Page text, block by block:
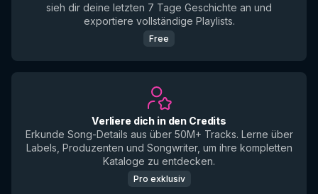
sieh dir deine letzten 7 Tage Geschichte an und
exportiere vollständige Playlists.
Free
Verliere dich in den Credits
Erkunde Song-Details aus über 50M+ Tracks. Lerne über
Labels, Produzenten und Songwriter, um ihre kompletten
Kataloge zu entdecken.
Pro exklusiv